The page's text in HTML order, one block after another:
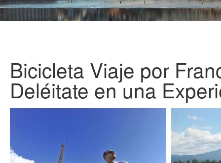
Bicicleta Viaje por
Deléitate en una